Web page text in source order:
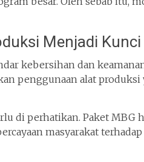
Menjadi
kebersihan dan
penggunaan alat produksi
di perhatikan. Paket MBG
masyarakat